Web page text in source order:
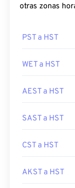
otras zonas
PST a HST
WET a HST
AEST a HST
SAST a HST
CST a HST
AKST a HST